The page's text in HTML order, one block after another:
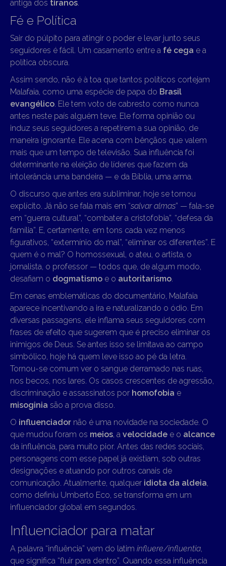
antiga dos tiranos.
Fé e Política
Sair do púlpito para atingir o poder e levar junto seus
seguidores é fácil. Um casamento entre a fé cega e a
política obscura.
Assim sendo, não é à toa que tantos políticos cortejam
Malafaia, como uma espécie de papa do Brasil
evangélico. Ele tem voto de cabresto como nunca
antes neste país alguém teve. Ele forma opinião ou
induz seus seguidores a repetirem a sua opinião, de
maneira ignorante. Ele acena com bênçãos que valem
mais que um tempo de televisão. Sua influência foi
determinante na eleição de líderes que fazem da
intolerância uma bandeira — e da Bíblia, uma arma.
O discurso que antes era subliminar, hoje se tornou
explícito. Já não se fala mais em “salvar almas” — fala-se
em “guerra cultural”, “combater a cristofobia”, “defesa da
família”. E, certamente, em tons cada vez menos
figurativos, “extermínio do mal”, “eliminar os diferentes”. E
quem é o mal? O homossexual, o ateu, o artista, o
jornalista, o professor — todos que, de algum modo,
desafiam o dogmatismo e o autoritarismo.
Em cenas emblemáticas do documentário, Malafaia
aparece incentivando a ira e naturalizando o ódio. Em
diversas passagens, ele inflama seus seguidores com
frases de efeito que sugerem que é preciso eliminar os
inimigos de Deus. Se antes isso se limitava ao campo
simbólico, hoje há quem leve isso ao pé da letra.
Tornou-se comum ver o sangue derramado nas ruas,
nos becos, nos lares. Os casos crescentes de agressão,
discriminação e assassinatos por homofobia e
misoginia são a prova disso.
O influenciador não é uma novidade na sociedade. O
que mudou foram os meios, a velocidade e o alcance
da influência, para muito pior. Antes das redes sociais,
personagens com esse papel já existiam, sob outras
designações e atuando por outros canais de
comunicação. Atualmente, qualquer idiota da aldeia,
como definiu Umberto Eco, se transforma em um
influenciador global em segundos.
Influenciador para matar
A palavra “influência” vem do latim influere/influentia,
que significa “fluir para dentro”. Quando essa influência